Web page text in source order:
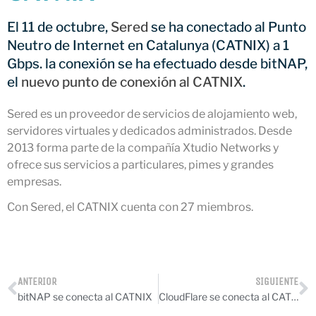
Conferencia sobre la evolución
hacia la automatización de
redes, del BGP a la inteligencia
artificial
raíz J de DNS
junio 2026
octubre 2025
El 11 de octubre, Sered se ha conectado al Punto
Neutro de Internet en Catalunya (CATNIX) a 1
Gbps. la conexión se ha efectuado desde bitNAP,
el nuevo punto de conexión al CATNIX.
Sered es un proveedor de servicios de alojamiento web,
servidores virtuales y dedicados administrados. Desde
2013 forma parte de la compañía Xtudio Networks y
ofrece sus servicios a particulares, pimes y grandes
empresas.
Con Sered, el CATNIX cuenta con 27 miembros.
ANTERIOR
bitNAP se conecta al CATNIX
SIGUIENTE
CloudFlare se conecta al CATNIX